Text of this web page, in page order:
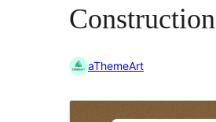
Construction
aThemeArt